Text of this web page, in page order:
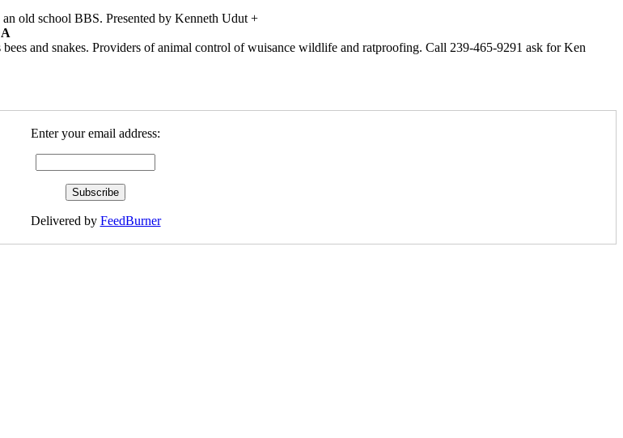
old school BBS. Presented by Kenneth Udut +
and snakes. Providers of animal control of wuisance wildlife and ratproofing. Call 239-465-9291 ask for Ken
Enter your email address:
Delivered by FeedBurner